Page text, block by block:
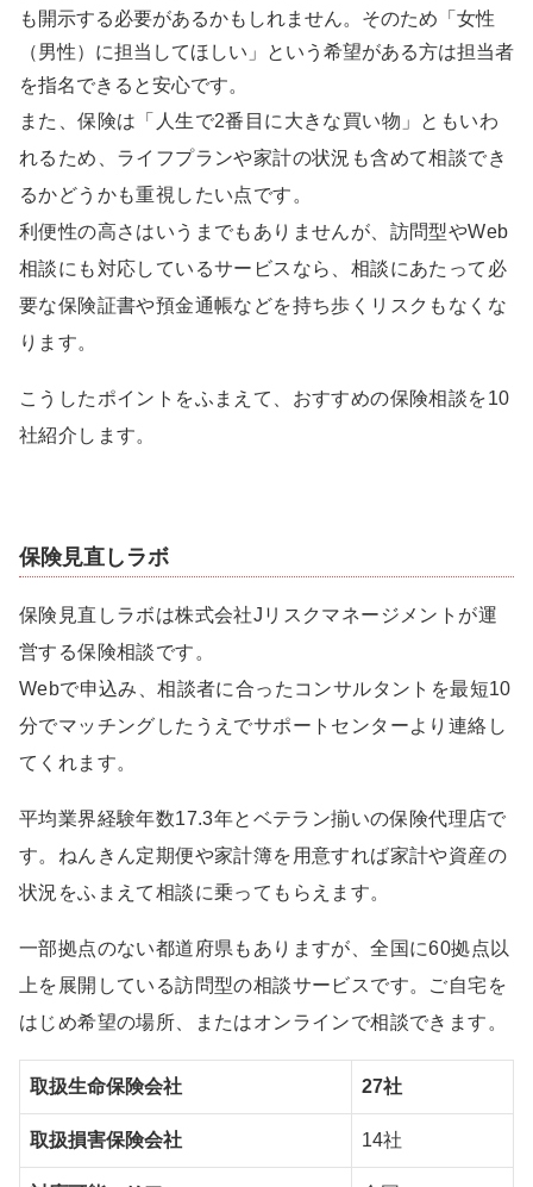
も開示する必要があるかもしれません。そのため「女性
（男性）に担当してほしい」という希望がある方は担当者
を指名できると安心です。
また、保険は「人生で2番目に大きな買い物」ともいわ
れるため、ライフプランや家計の状況も含めて相談でき
るかどうかも重視したい点です。
利便性の高さはいうまでもありませんが、訪問型やWeb
相談にも対応しているサービスなら、相談にあたって必
要な保険証書や預金通帳などを持ち歩くリスクもなくな
ります。
こうしたポイントをふまえて、おすすめの保険相談を10
社紹介します。
保険見直しラボ
保険見直しラボは株式会社Jリスクマネージメントが運
営する保険相談です。
Webで申込み、相談者に合ったコンサルタントを最短10
分でマッチングしたうえでサポートセンターより連絡し
てくれます。
平均業界経験年数17.3年とベテラン揃いの保険代理店で
す。ねんきん定期便や家計簿を用意すれば家計や資産の
状況をふまえて相談に乗ってもらえます。
一部拠点のない都道府県もありますが、全国に60拠点以
上を展開している訪問型の相談サービスです。ご自宅を
はじめ希望の場所、またはオンラインで相談できます。
取扱生命保険会社 27社
取扱損害保険会社 14社